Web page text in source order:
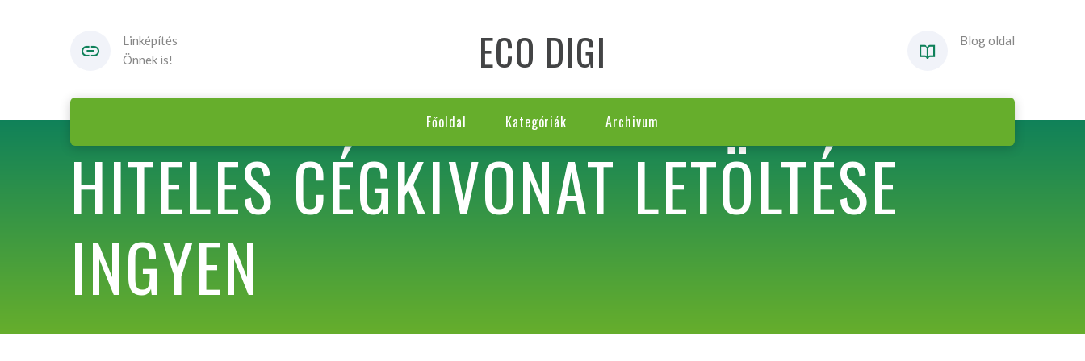
Linképítés
Önnek is!
ECO DIGI Blog oldal
Főoldal Kategóriák Archivum
HITELES CÉGKIVONAT LETÖLTÉSE
INGYEN